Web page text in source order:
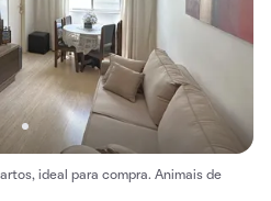
ideal para compra. Animais de